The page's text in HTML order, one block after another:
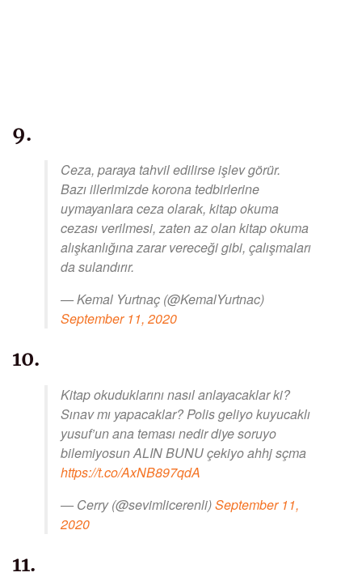
9.
Ceza, paraya tahvil edilirse işlev görür.
Bazı illerimizde korona tedbirlerine
uymayanlara ceza olarak, kitap okuma
cezası verilmesi, zaten az olan kitap okuma
alışkanlığına zarar vereceği gibi, çalışmaları
da sulandırır.
— Kemal Yurtnaç (@KemalYurtnac)
September 11, 2020
10.
Kitap okuduklarını nasıl anlayacaklar ki?
Sınav mı yapacaklar? Polis geliyo kuyucaklı
yusuf’un ana teması nedir diye soruyo
bilemiyosun ALIN BUNU çekiyo ahhj sçma
https://t.co/AxNB897qdA
— Cerry (@sevimlicerenli)September 11,
2020
11.